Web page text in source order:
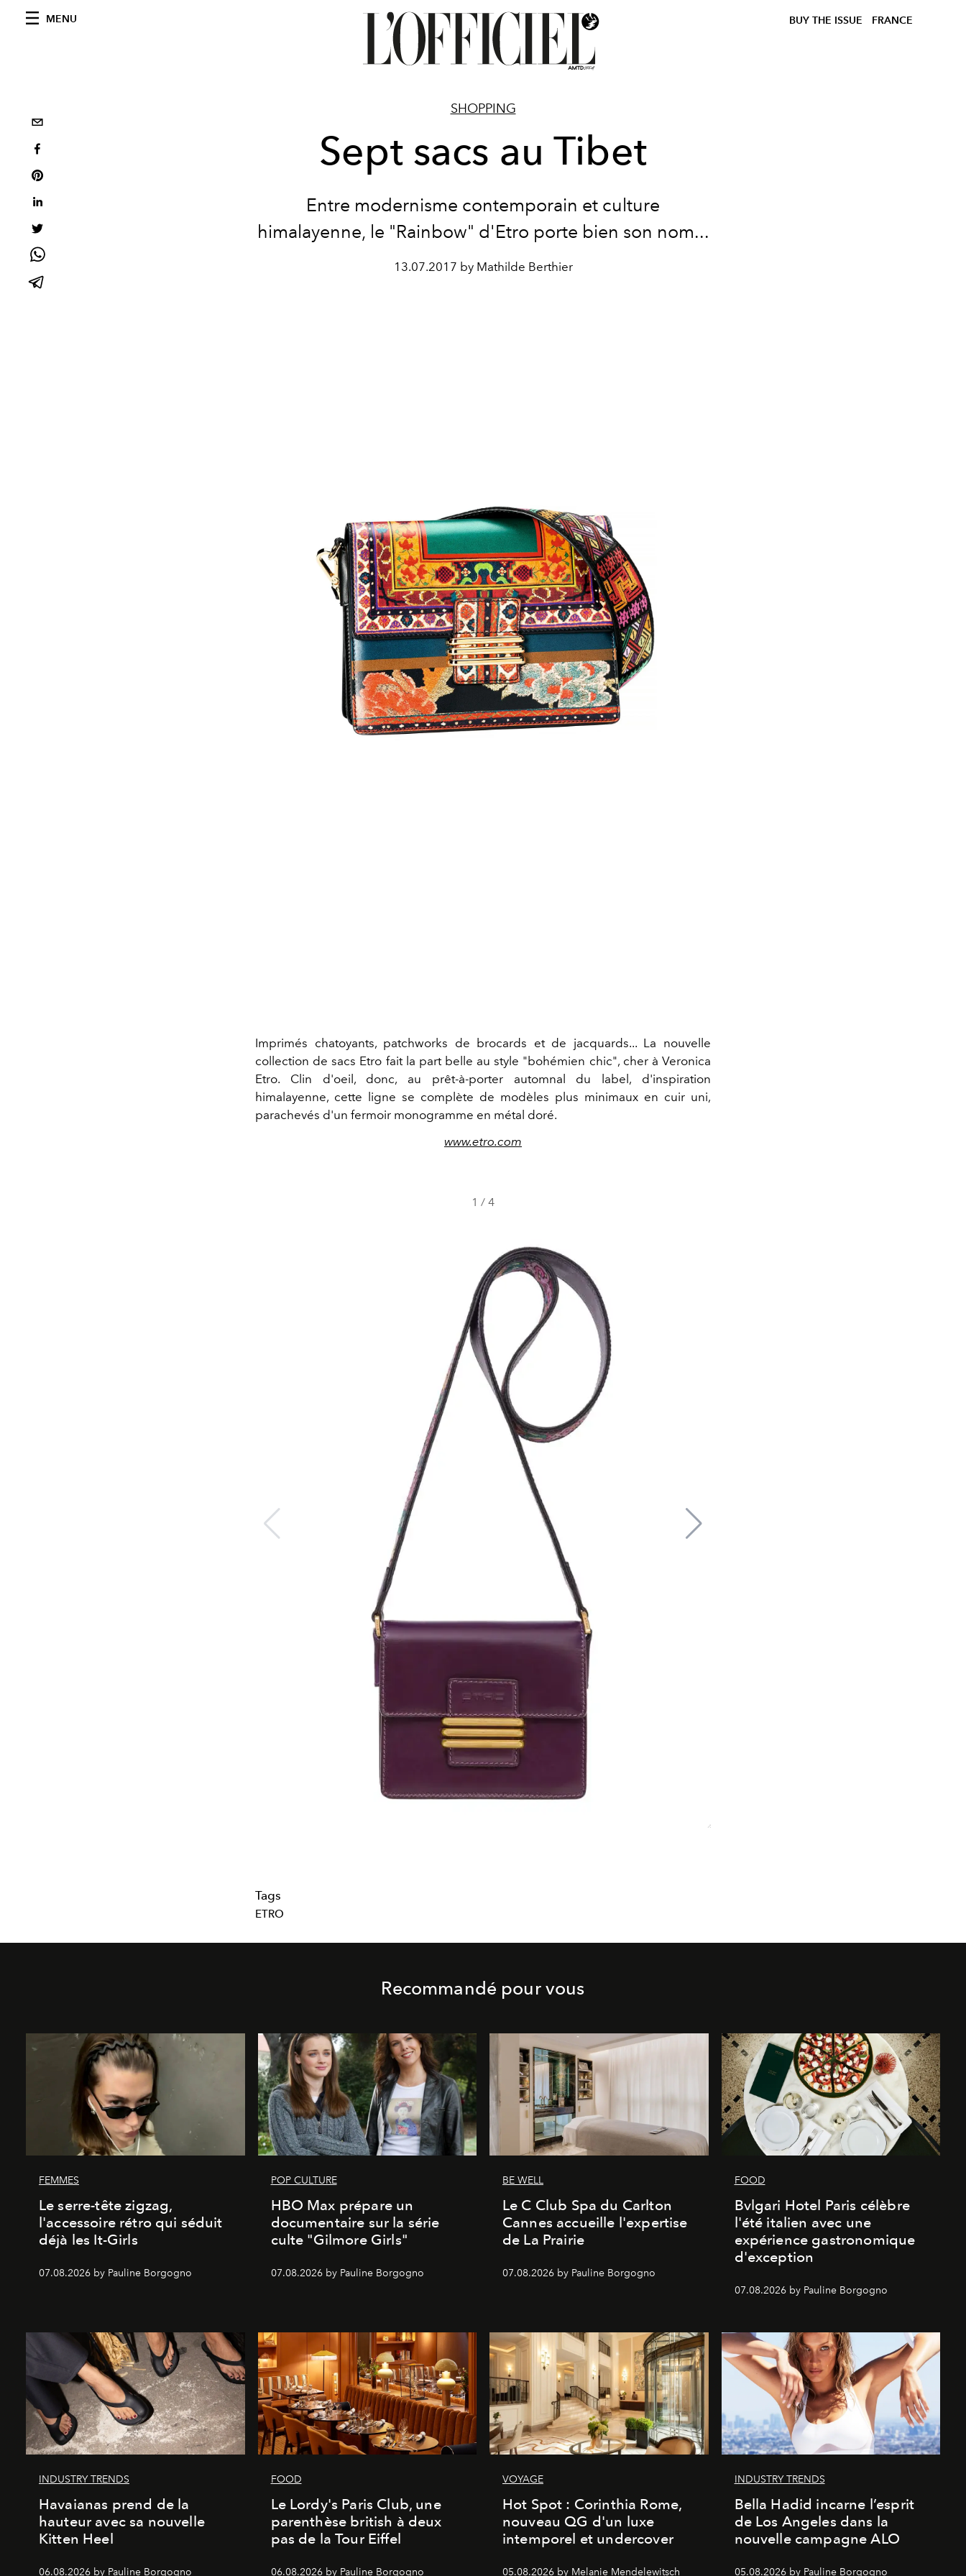
MENU BUY THE ISSUE FRANCE
SHOPPING
Sept sacs au Tibet
Entre modernisme contemporain et culture
himalayenne, le "Rainbow" d'Etro porte bien son nom...
13.07.2017 by Mathilde Berthier
Imprimés chatoyants, patchworks de brocards et de jacquards... La nouvelle
collection de sacs Etro fait la part belle au style "bohémien chic", cher à Veronica
Etro. Clin d'oeil, donc, au prêt-à-porter automnal du label, d'inspiration
himalayenne, cette ligne se complète de modèles plus minimaux en cuir uni,
parachevés d'un fermoir monogramme en métal doré.
www.etro.com
1 / 4
Tags
ETRO
Recommandé pour vous
FEMMES
Le serre-tête zigzag,
l'accessoire rétro qui séduit
déjà les It-Girls
07.08.2026 by Pauline Borgogno
POP CULTURE
HBO Max prépare un
documentaire sur la série
culte "Gilmore Girls"
07.08.2026 by Pauline Borgogno
BE WELL
Le C Club Spa du Carlton
Cannes accueille l'expertise
de La Prairie
07.08.2026 by Pauline Borgogno
FOOD
Bvlgari Hotel Paris célèbre
l'été italien avec une
expérience gastronomique
d'exception
07.08.2026 by Pauline Borgogno
INDUSTRY TRENDS
Havaianas prend de la
hauteur avec sa nouvelle
Kitten Heel
06.08.2026 by Pauline Borgogno
FOOD
Le Lordy's Paris Club, une
parenthèse british à deux
pas de la Tour Eiffel
06.08.2026 by Pauline Borgogno
VOYAGE
Hot Spot : Corinthia Rome,
nouveau QG d'un luxe
intemporel et undercover
05.08.2026 by Melanie Mendelewitsch
INDUSTRY TRENDS
Bella Hadid incarne l’esprit
de Los Angeles dans la
nouvelle campagne ALO
05.08.2026 by Pauline Borgogno